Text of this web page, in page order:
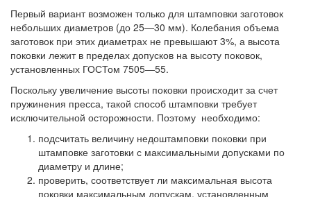
Первый вариант возможен только для штамповки заготовок
небольших диаметров (до 25—30 мм). Колебания объема
заготовок при этих диаметрах не превышают 3%, а высота
поковки лежит в пределах допусков на высоту поковок,
установленных ГОСТом 7505—55.
Поскольку увеличение высоты поковки происходит за счет
пружинения пресса, такой способ штамповки требует
исключительной осторожности. Поэтому необходимо:
подсчитать величину недоштамповки поковки при
штамповке заготовки с максимальными допусками по
диаметру и длине;
проверить, соответствует ли максимальная высота
поковки максимальным допускам, установленным